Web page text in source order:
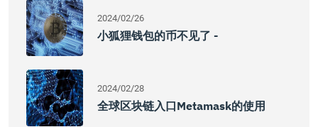
2024/02/26
小狐狸钱包的币不见了 -
2024/02/28
全球区块链入口Metamask的使用